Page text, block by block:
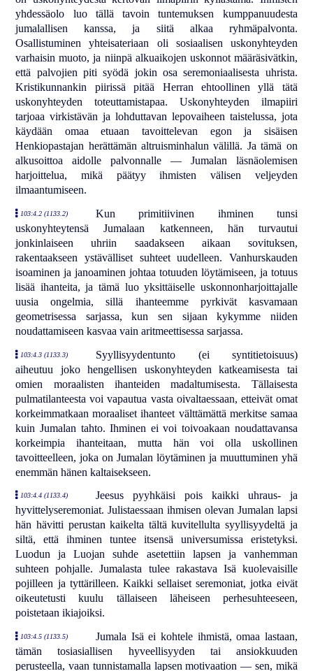
yhdessäolo luo tällä tavoin tuntemuksen kumppanuudesta
jumalallisen kanssa, ja siitä alkaa ryhmäpalvonta.
Osallistuminen yhteisateriaan oli sosiaalisen uskonyhteyden
varhaisin muoto, ja niinpä alkuaikojen uskonnot määräsivätkin,
että palvojien piti syödä jokin osa seremoniaalisesta uhrista.
Kristikunnankin piirissä pitää Herran ehtoollinen yllä tätä
uskonyhteyden toteuttamistapaa. Uskonyhteyden ilmapiiri
tarjoaa virkistävän ja lohduttavan lepovaiheen taistelussa, jota
käydään omaa etuaan tavoittelevan egon ja sisäisen
Henkiopastajan herättämän altruisminhalun välillä. Ja tämä on
alkusoittoa aidolle palvonnalle — Jumalan läsnäolemisen
harjoittelua, mikä päätyy ihmisten välisen veljeyden
ilmaantumiseen.
103:4.2 (1133.2)
Kun primitiivinen ihminen tunsi
uskonyhteytensä Jumalaan katkenneen, hän turvautui
jonkinlaiseen uhriin saadakseen aikaan sovituksen,
rakentaakseen ystävälliset suhteet uudelleen. Vanhurskauden
isoaminen ja janoaminen johtaa totuuden löytämiseen, ja totuus
lisää ihanteita, ja tämä luo yksittäiselle uskonnonharjoittajalle
uusia ongelmia, sillä ihanteemme pyrkivät kasvamaan
geometrisessa sarjassa, kun sen sijaan kykymme niiden
noudattamiseen kasvaa vain aritmeettisessa sarjassa.
103:4.3 (1133.3)
Syyllisyydentunto (ei syntitietoisuus)
aiheutuu joko hengellisen uskonyhteyden katkeamisesta tai
omien moraalisten ihanteiden madaltumisesta. Tällaisesta
pulmatilanteesta voi vapautua vasta oivaltaessaan, etteivät omat
korkeimmatkaan moraaliset ihanteet välttämättä merkitse samaa
kuin Jumalan tahto. Ihminen ei voi toivoakaan noudattavansa
korkeimpia ihanteitaan, mutta hän voi olla uskollinen
tavoitteelleen, joka on Jumalan löytäminen ja muuttuminen yhä
enemmän hänen kaltaisekseen.
103:4.4 (1133.4)
Jeesus pyyhkäisi pois kaikki uhraus- ja
hyvittelyseremoniat. Julistaessaan ihmisen olevan Jumalan lapsi
hän hävitti perustan kaikelta tältä kuvitellulta syyllisyydeltä ja
siltä, että ihminen tuntee itsensä universumissa eristetyksi.
Luodun ja Luojan suhde asetettiin lapsen ja vanhemman
suhteen pohjalle. Jumalasta tulee rakastava Isä kuolevaisille
pojilleen ja tyttärilleen. Kaikki sellaiset seremoniat, jotka eivät
oikeutetusti kuulu tällaiseen läheiseen perhesuhteeseen,
poistetaan ikiajoiksi.
103:4.5 (1133.5)
Jumala Isä ei kohtele ihmistä, omaa lastaan,
tämän tosiasiallisen hyveellisyyden tai ansiokkuuden
perusteella, vaan tunnistamalla lapsen motivaation — sen, mikä